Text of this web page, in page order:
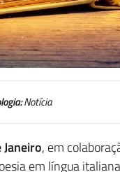
Notícia
, em
em língua